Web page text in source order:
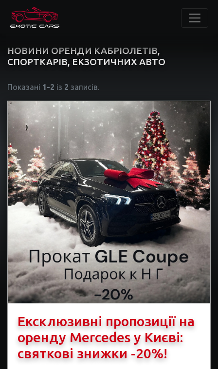
НОВИНИ ОРЕНДИ КАБРІОЛЕТІВ,
СПОРТКАРІВ, ЕКЗОТИЧНИХ АВТО
Показані 1-2 із 2 записів.
Ексклюзивні пропозиції на
оренду Mercedes у Києві:
святкові знижки -20%!